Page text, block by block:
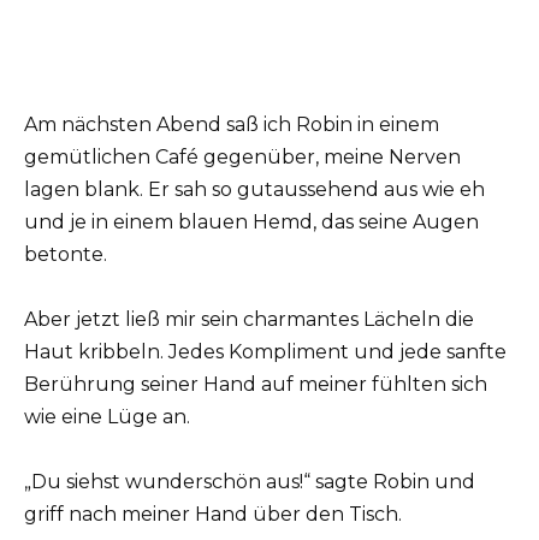
Am nächsten Abend saß ich Robin in einem
gemütlichen Café gegenüber, meine Nerven
lagen blank. Er sah so gutaussehend aus wie eh
und je in einem blauen Hemd, das seine Augen
betonte.
Aber jetzt ließ mir sein charmantes Lächeln die
Haut kribbeln. Jedes Kompliment und jede sanfte
Berührung seiner Hand auf meiner fühlten sich
wie eine Lüge an.
„Du siehst wunderschön aus!“ sagte Robin und
griff nach meiner Hand über den Tisch.